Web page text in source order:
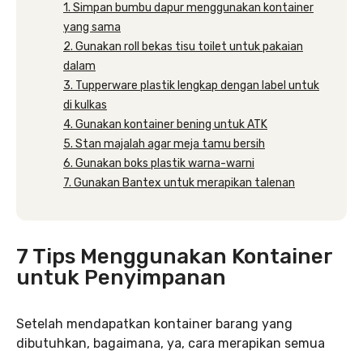
1. Simpan bumbu dapur menggunakan kontainer
yang sama
2. Gunakan roll bekas tisu toilet untuk pakaian
dalam
3. Tupperware plastik lengkap dengan label untuk
di kulkas
4. Gunakan kontainer bening untuk ATK
5. Stan majalah agar meja tamu bersih
6. Gunakan boks plastik warna-warni
7. Gunakan Bantex untuk merapikan talenan
7 Tips Menggunakan Kontainer
untuk Penyimpanan
Setelah mendapatkan kontainer barang yang
dibutuhkan, bagaimana, ya, cara merapikan semua